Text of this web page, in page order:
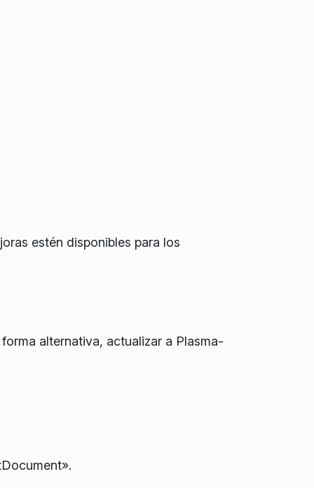
estén disponibles para los
alternativa, actualizar a Plasma-